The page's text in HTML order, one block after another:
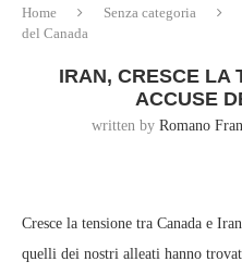
Home Senza categoria
del Canada
IRAN, CRESCE LA
ACCUSE
written by Romano
Cresce la tensione tra Canada e
quelli dei nostri alleati hanno